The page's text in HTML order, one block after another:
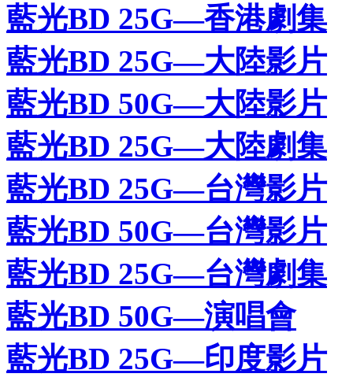
藍光BD 25G—香港劇集
藍光BD 25G—大陸影片
藍光BD 50G—大陸影片
藍光BD 25G—大陸劇集
藍光BD 25G—台灣影片
藍光BD 50G—台灣影片
藍光BD 25G—台灣劇集
藍光BD 50G—演唱會
藍光BD 25G—印度影片